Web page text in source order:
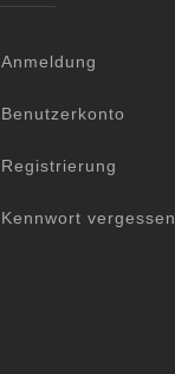
Anmeldung
Benutzerkonto
Registrierung
Kennwort vergessen